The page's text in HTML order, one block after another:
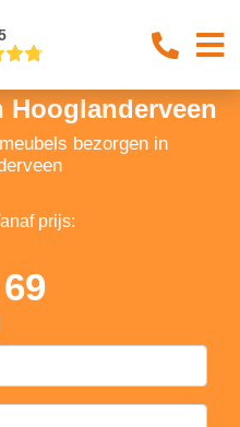
Hooglanderveen
bezorgen in
prijs:
69